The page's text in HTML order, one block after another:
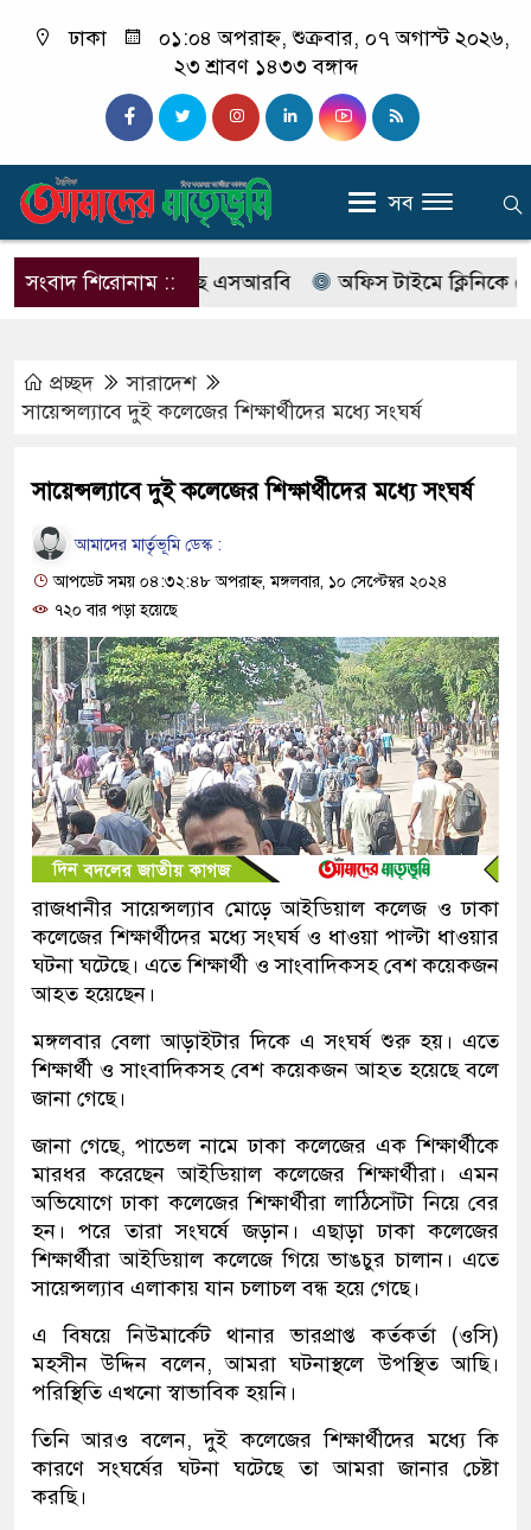
ঢাকা
০১:০৪ অপরাহ্ন, শুক্রবার, ০৭ অগাস্ট ২০২৬,
২৩ শ্রাবণ ১৪৩৩ বঙ্গাব্দ
সব
সংবাদ শিরোনাম ::
নাম বদলে আসছে এসআরবি অফিস টাইমে ক্লিনিকে রোগী
প্রচ্ছদ
সারাদেশ
সায়েন্সল্যাবে দুই কলেজের শিক্ষার্থীদের মধ্যে সংঘর্ষ
সায়েন্সল্যাবে দুই কলেজের শিক্ষার্থীদের মধ্যে সংঘর্ষ
আমাদের মার্তৃভূমি ডেস্ক :
আপডেট সময় ০৪:৩২:৪৮ অপরাহ্ন, মঙ্গলবার, ১০ সেপ্টেম্বর ২০২৪
৭২০ বার পড়া হয়েছে
রাজধানীর সায়েন্সল্যাব মোড়ে আইডিয়াল কলেজ ও ঢাকা
কলেজের শিক্ষার্থীদের মধ্যে সংঘর্ষ ও ধাওয়া পাল্টা ধাওয়ার
ঘটনা ঘটেছে। এতে শিক্ষার্থী ও সাংবাদিকসহ বেশ কয়েকজন
আহত হয়েছেন।
মঙ্গলবার বেলা আড়াইটার দিকে এ সংঘর্ষ শুরু হয়। এতে
শিক্ষার্থী ও সাংবাদিকসহ বেশ কয়েকজন আহত হয়েছে বলে
জানা গেছে।
জানা গেছে, পাভেল নামে ঢাকা কলেজের এক শিক্ষার্থীকে
মারধর করেছেন আইডিয়াল কলেজের শিক্ষার্থীরা। এমন
অভিযোগে ঢাকা কলেজের শিক্ষার্থীরা লাঠিসোঁটা নিয়ে বের
হন। পরে তারা সংঘর্ষে জড়ান। এছাড়া ঢাকা কলেজের
শিক্ষার্থীরা আইডিয়াল কলেজে গিয়ে ভাঙচুর চালান। এতে
সায়েন্সল্যাব এলাকায় যান চলাচল বন্ধ হয়ে গেছে।
এ বিষয়ে নিউমার্কেট থানার ভারপ্রাপ্ত কর্তকর্তা (ওসি)
মহসীন উদ্দিন বলেন, আমরা ঘটনাস্থলে উপস্থিত আছি।
পরিস্থিতি এখনো স্বাভাবিক হয়নি।
তিনি আরও বলেন, দুই কলেজের শিক্ষার্থীদের মধ্যে কি
কারণে সংঘর্ষের ঘটনা ঘটেছে তা আমরা জানার চেষ্টা
করছি।